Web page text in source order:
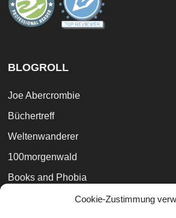
Cookie-Zustimmung
BLOGROLL
Joe Abercrombie
Büchertreff
Weltenwanderer
100morgenwald
Books and Phobia
The Broken Binding (UK)